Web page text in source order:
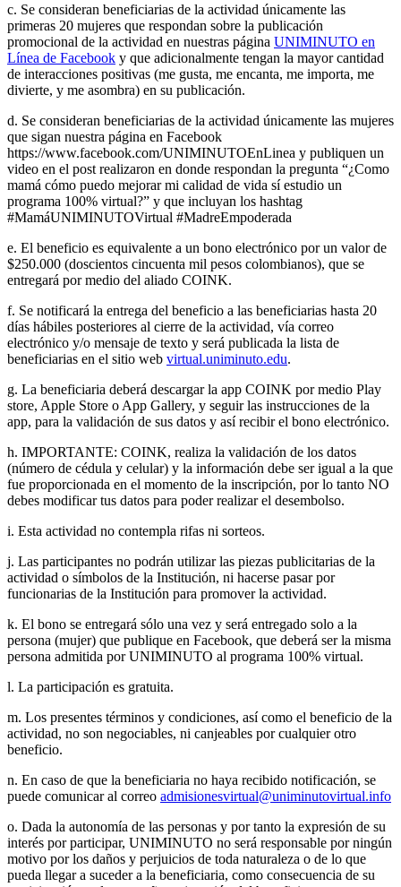
c. Se consideran beneficiarias de la actividad únicamente las
primeras 20 mujeres que respondan sobre la publicación
promocional de la actividad en nuestras página UNIMINUTO en
Línea de Facebook y que adicionalmente tengan la mayor cantidad
de interacciones positivas (me gusta, me encanta, me importa, me
divierte, y me asombra) en su publicación.
d. Se consideran beneficiarias de la actividad únicamente las mujeres
que sigan nuestra página en Facebook
https://www.facebook.com/UNIMINUTOEnLinea y publiquen un
video en el post realizaron en donde respondan la pregunta “¿Como
mamá cómo puedo mejorar mi calidad de vida sí estudio un
programa 100% virtual?” y que incluyan los hashtag
#MamáUNIMINUTOVirtual #MadreEmpoderada
e. El beneficio es equivalente a un bono electrónico por un valor de
$250.000 (doscientos cincuenta mil pesos colombianos), que se
entregará por medio del aliado COINK.
f. Se notificará la entrega del beneficio a las beneficiarias hasta 20
días hábiles posteriores al cierre de la actividad, vía correo
electrónico y/o mensaje de texto y será publicada la lista de
beneficiarias en el sitio web virtual.uniminuto.edu.
g. La beneficiaria deberá descargar la app COINK por medio Play
store, Apple Store o App Gallery, y seguir las instrucciones de la
app, para la validación de sus datos y así recibir el bono electrónico.
h. IMPORTANTE: COINK, realiza la validación de los datos
(número de cédula y celular) y la información debe ser igual a la que
fue proporcionada en el momento de la inscripción, por lo tanto NO
debes modificar tus datos para poder realizar el desembolso.
i. Esta actividad no contempla rifas ni sorteos.
j. Las participantes no podrán utilizar las piezas publicitarias de la
actividad o símbolos de la Institución, ni hacerse pasar por
funcionarias de la Institución para promover la actividad.
k. El bono se entregará sólo una vez y será entregado solo a la
persona (mujer) que publique en Facebook, que deberá ser la misma
persona admitida por UNIMINUTO al programa 100% virtual.
l. La participación es gratuita.
m. Los presentes términos y condiciones, así como el beneficio de la
actividad, no son negociables, ni canjeables por cualquier otro
beneficio.
n. En caso de que la beneficiaria no haya recibido notificación, se
puede comunicar al correo admisionesvirtual@uniminutovirtual.info
o. Dada la autonomía de las personas y por tanto la expresión de su
interés por participar, UNIMINUTO no será responsable por ningún
motivo por los daños y perjuicios de toda naturaleza o de lo que
pueda llegar a suceder a la beneficiaria, como consecuencia de su